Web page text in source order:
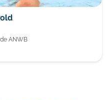
ANWB